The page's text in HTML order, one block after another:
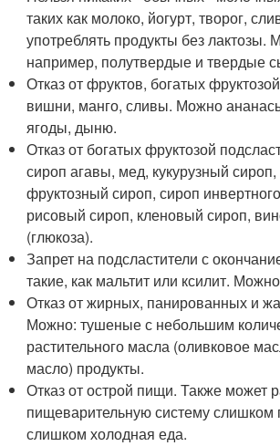
таких как молоко, йогурт, творог,
употреблять продукты без лактозы.
например, полутвердые и твердые
Отказ от фруктов, богатых
вишни, манго, сливы. Можно
ягоды, дыню.
Отказ от богатых фруктозой
сироп агавы, мед, кукурузный сироп,
фруктозный сироп, сироп
рисовый сироп, кленовый сироп,
(глюкоза).
Запрет на подсластители с
такие, как мальтит или ксилит.
Отказ от жирных, панированных и
Можно: тушеные с небольшим
растительного масла (оливковое
масло) продукты.
Отказ от острой пищи. Также может
пищеварительную систему слишком
слишком холодная еда.